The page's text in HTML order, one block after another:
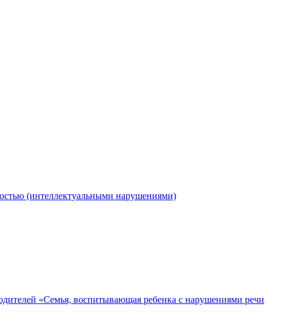
(интеллектуальными нарушениями)
«Семья, воспитывающая ребенка с нарушениями речи